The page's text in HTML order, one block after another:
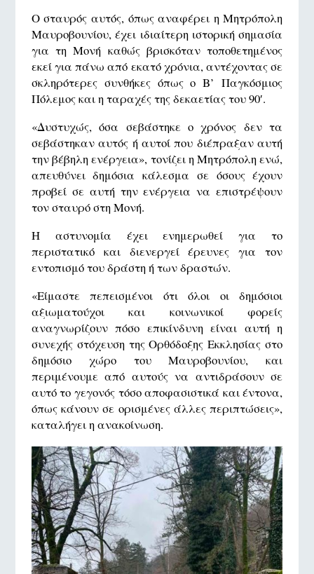
Ο σταυρός αυτός, όπως αναφέρει η Μητρόπολη
Μαυροβουνίου, έχει ιδιαίτερη ιστορική σημασία
για τη Μονή καθώς βρισκόταν τοποθετημένος
εκεί για πάνω από εκατό χρόνια, αντέχοντας σε
σκληρότερες συνθήκες όπως ο Β’ Παγκόσμιος
Πόλεμος και η ταραχές της δεκαετίας του 90′.
«Δυστυχώς, όσα σεβάστηκε ο χρόνος δεν τα
σεβάστηκαν αυτός ή αυτοί που διέπραξαν αυτή
την βέβηλη ενέργεια», τονίζει η Μητρόπολη ενώ,
απευθύνει δημόσια κάλεσμα σε όσους έχουν
προβεί σε αυτή την ενέργεια να επιστρέψουν
τον σταυρό στη Μονή.
Η αστυνομία έχει ενημερωθεί για το
περιστατικό και διενεργεί έρευνες για τον
εντοπισμό του δράστη ή των δραστών.
«Είμαστε πεπεισμένοι ότι όλοι οι δημόσιοι
αξιωματούχοι και κοινωνικοί φορείς
αναγνωρίζουν πόσο επικίνδυνη είναι αυτή η
συνεχής στόχευση της Ορθόδοξης Εκκλησίας στο
δημόσιο χώρο του Μαυροβουνίου, και
περιμένουμε από αυτούς να αντιδράσουν σε
αυτό το γεγονός τόσο αποφασιστικά και έντονα,
όπως κάνουν σε ορισμένες άλλες περιπτώσεις»,
καταλήγει η ανακοίνωση.